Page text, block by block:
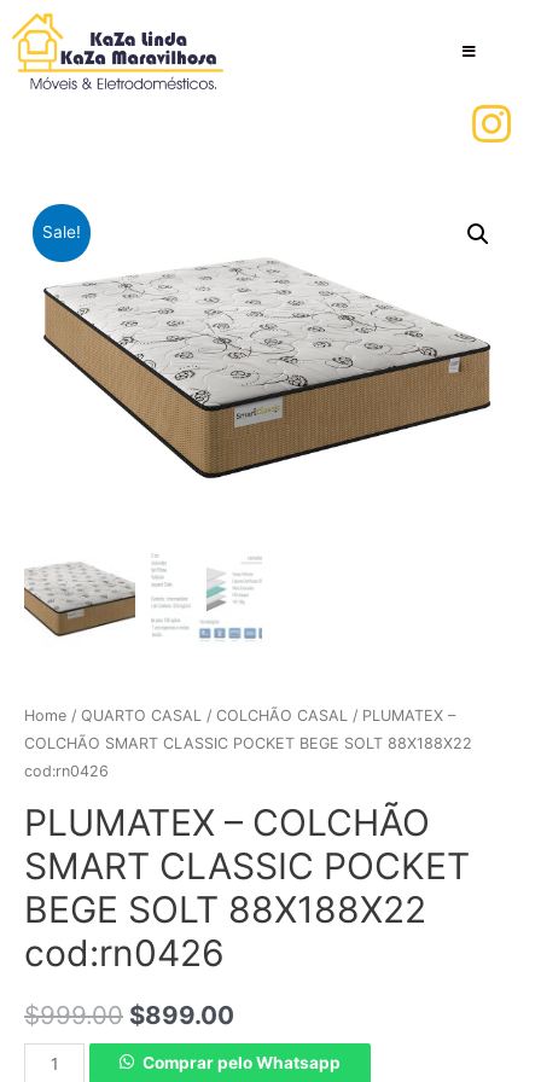
Sale!
Home / QUARTO CASAL / COLCHÃO CASAL
/ PLUMATEX –
COLCHÃO SMART CLASSIC POCKET BEGE SOLT 88X188X22
cod:rn0426
PLUMATEX – COLCHÃO
SMART CLASSIC POCKET
BEGE SOLT 88X188X22
cod:rn0426
$999.00 $899.00
Comprar pelo Whatsapp